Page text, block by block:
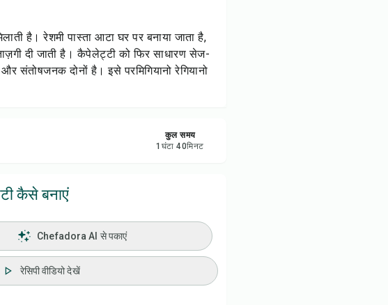
सेव करें
है। रेशमी पास्ता आटा घर पर बनाया जाता है,
दी जाती है। कैपेलेट्टी को फिर साधारण सेज-
संतोषजनक दोनों है। इसे परमिगियानो रेगियानो
कुल समय
1 घंटा 40मिनट
कैसे बनाएं
Chefadora AI से पकाएं
रेसिपी वीडियो देखें